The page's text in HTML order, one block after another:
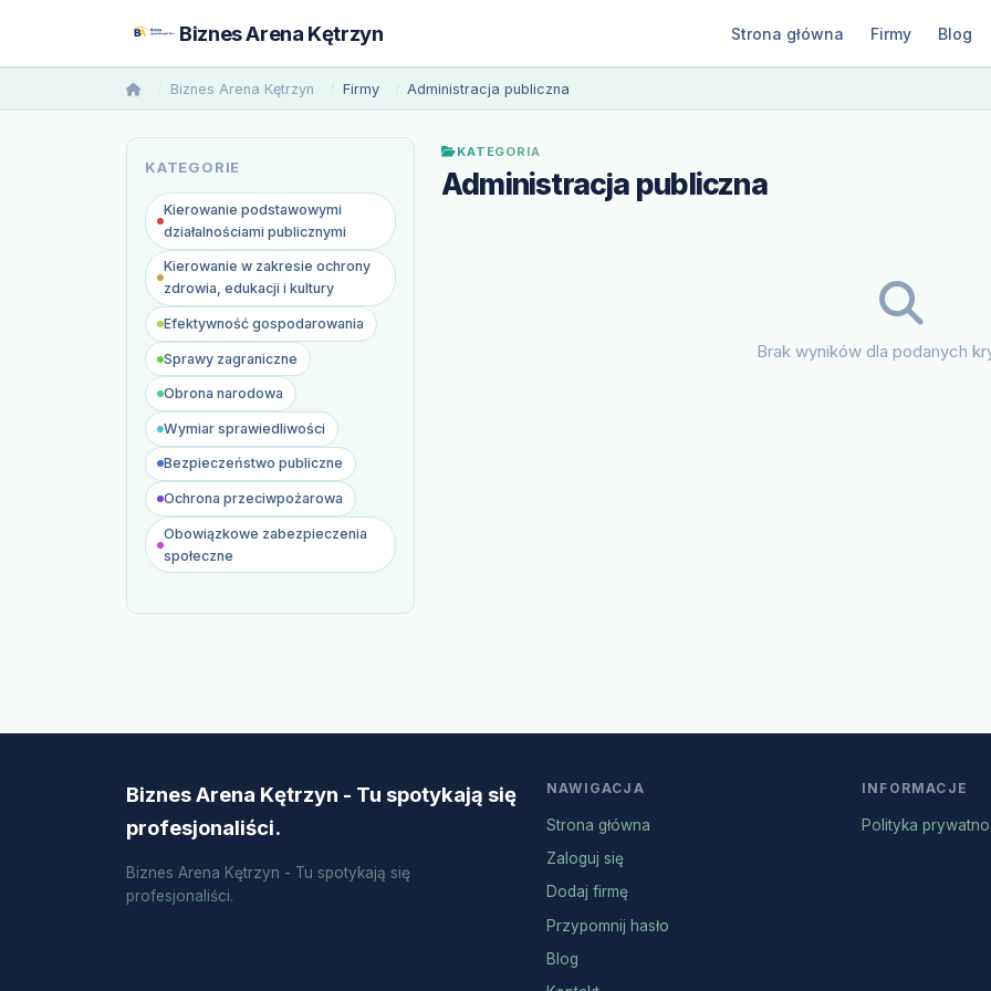
Biznes Arena Kętrzyn Strona główna Firmy Blog
Biznes Arena Kętrzyn Firmy Administracja publiczna
KATEGORIE
Kierowanie podstawowymi
działalnościami publicznymi
Kierowanie w zakresie ochrony
zdrowia, edukacji i kultury
Efektywność gospodarowania
Sprawy zagraniczne
Obrona narodowa
Wymiar sprawiedliwości
Bezpieczeństwo publiczne
Ochrona przeciwpożarowa
Obowiązkowe zabezpieczenia
społeczne
KATEGORIA
Administracja publiczna
Brak wyników dla podanych
Biznes Arena Kętrzyn - Tu spotykają się
profesjonaliści.
Biznes Arena Kętrzyn - Tu spotykają się
profesjonaliści.
NAWIGACJA
Strona główna
Zaloguj się
Dodaj firmę
Przypomnij hasło
Blog
INFORMACJE
Polityka